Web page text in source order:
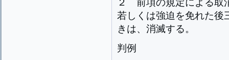
２ 前項の規定による取
若しくは強迫を免れた後
きは、消滅する。
判例